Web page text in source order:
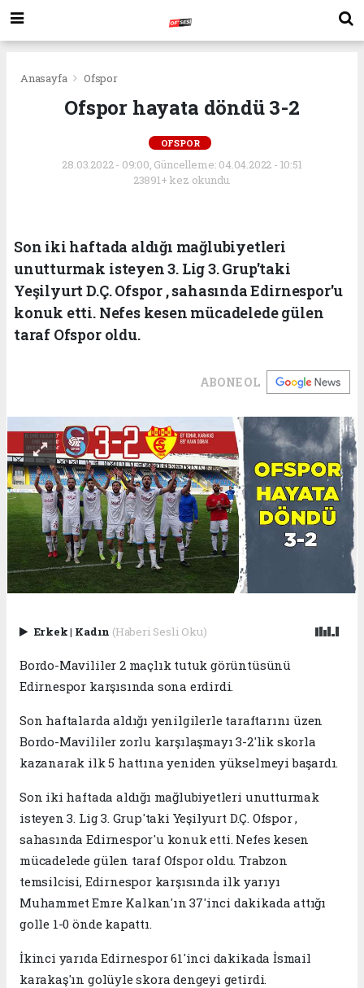
Anasayfa Ofspor
Ofspor hayata döndü 3-2
OFSPOR
28.03.2022 - 09:00, Güncelleme: 04.04.2022 - 10:51
23891+ kez okundu.
Son iki haftada aldığı mağlubiyetleri
unutturmak isteyen 3. Lig 3. Grup'taki
Yeşilyurt D.Ç. Ofspor , sahasında Edirnespor'u
konuk etti. Nefes kesen mücadelede gülen
taraf Ofspor oldu.
ABONE OL
Erkek| Kadın (Haberi Sesli Oku)
Bordo-Mavililer 2 maçlık tutuk görüntüsünü
Edirnespor karşısında sona erdirdi.
Son haftalarda aldığı yenilgilerle taraftarını üzen
Bordo-Mavililer zorlu karşılaşmayı 3-2'lik skorla
kazanarak ilk 5 hattına yeniden yükselmeyi başardı.
Son iki haftada aldığı mağlubiyetleri unutturmak
isteyen 3. Lig 3. Grup'taki Yeşilyurt D.Ç. Ofspor ,
sahasında Edirnespor'u konuk etti. Nefes kesen
mücadelede gülen taraf Ofspor oldu. Trabzon
temsilcisi, Edirnespor karşısında ilk yarıyı
Muhammet Emre Kalkan'ın 37'inci dakikada attığı
golle 1-0 önde kapattı.
İkinci yarıda Edirnespor 61'inci dakikada İsmail
karakaş'ın golüyle skora dengeyi getirdi.